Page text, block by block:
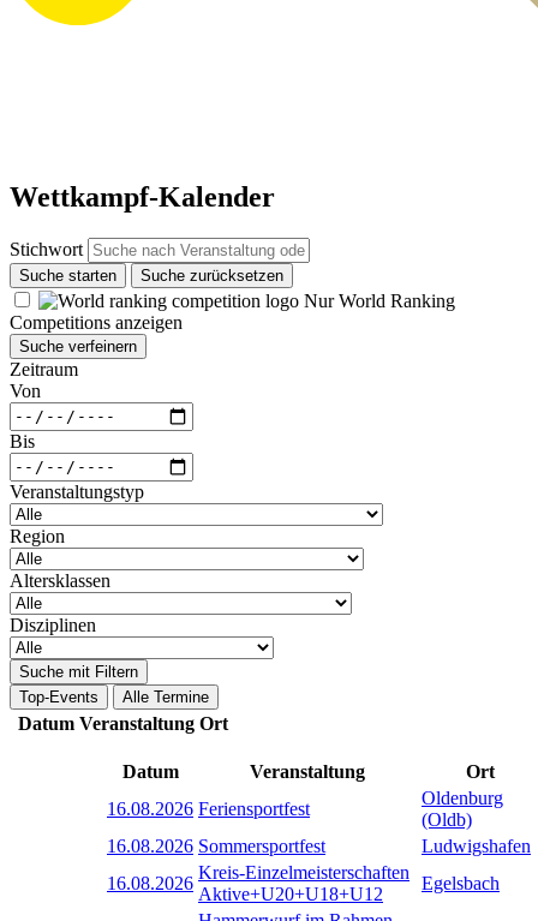
Wettkampf-Kalender
Stichwort
Suche starten Suche zurücksetzen
Nur World Ranking
Competitions anzeigen
Suche verfeinern
Zeitraum
Von
Bis
Veranstaltungstyp
Region
Altersklassen
Disziplinen
Suche mit Filtern
Top-Events
Alle Termine
Datum Veranstaltung Ort
Datum Veranstaltung
Ort
16.08.2026 Feriensportfest
Oldenburg
(Oldb)
16.08.2026 Sommersportfest
Ludwigshafen
16.08.2026
Kreis-Einzelmeisterschaften
Aktive+U20+U18+U12
Egelsbach